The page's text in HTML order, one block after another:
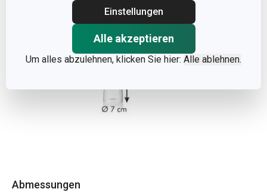
Einstellungen
Alle akzeptieren
Um alles abzulehnen, klicken Sie hier: Alle ablehnen.
Abmessungen